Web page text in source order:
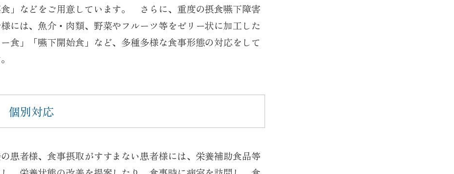
食」などをご用意しています。 さらに、重度の摂食嚥下障害
には、魚介・肉類、野菜やフルーツ等をゼリー状に加工した
ー食」「嚥下開始食」など、多種多様な食事形態の対応をして
個別対応
患者様、食事摂取がすすまない患者様には、栄養補助食品等